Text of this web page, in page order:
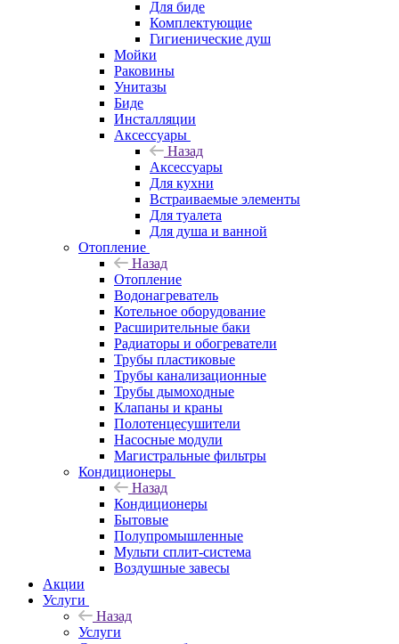
Для биде
Комплектующие
Гигиенические душ
Мойки
Раковины
Унитазы
Биде
Инсталляции
Аксессуары
Назад
Аксессуары
Для кухни
Встраиваемые элементы
Для туалета
Для душа и ванной
Отопление
Назад
Отопление
Водонагреватель
Котельное оборудование
Расширительные баки
Радиаторы и обогреватели
Трубы пластиковые
Трубы канализационные
Трубы дымоходные
Клапаны и краны
Полотенцесушители
Насосные модули
Магистральные фильтры
Кондиционеры
Назад
Кондиционеры
Бытовые
Полупромышленные
Мульти сплит-система
Воздушные завесы
Акции
Услуги
Назад
Услуги